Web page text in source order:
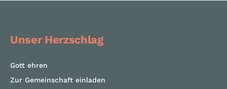
Unser Herzschlag
Gott ehren
Zur Gemeinschaft einladen